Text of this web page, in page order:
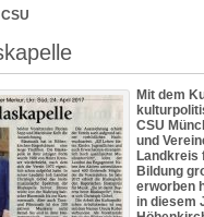
Mit dem
CSU
und
Landkreis
Bildung
erworben
in diesem